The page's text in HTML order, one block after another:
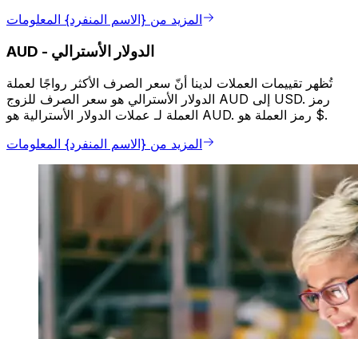
المزيد من {الاسم المنفرد} المعلومات
AUD - الدولار الأسترالي
تُظهر تقييمات العملات لدينا أنّ سعر الصرف الأكثر رواجًا لعملة
الدولار الأسترالي هو سعر الصرف للزوج AUD إلى USD. رمز
العملة لـ عملات الدولار الأسترالية هو AUD. رمز العملة هو $.
المزيد من {الاسم المنفرد} المعلومات